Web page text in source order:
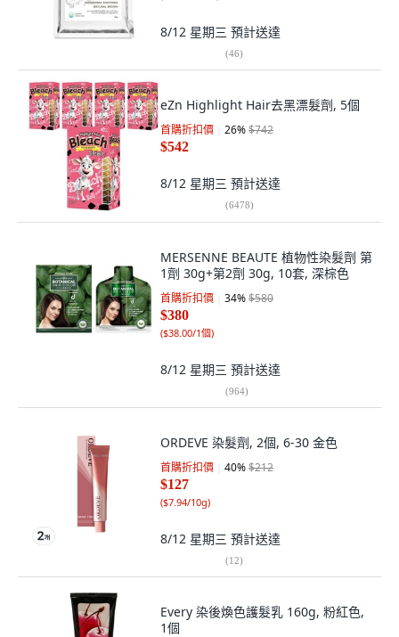
8/12 星期三 預計送達
(46)
eZn Highlight Hair去黑漂髮劑, 5個
首購折扣價 26%$742
$542
8/12 星期三 預計送達
(6478)
MERSENNE BEAUTE 植物性染髮劑 第
1劑 30g+第2劑 30g, 10套, 深棕色
首購折扣價 34%$580
$380
($38.00/1個)
8/12 星期三 預計送達
(964)
ORDEVE 染髮劑, 2個, 6-30 金色
首購折扣價 40%$212
$127
($7.94/10g)
8/12 星期三 預計送達
(12)
Every 染後煥色護髮乳 160g, 粉紅色,
1個